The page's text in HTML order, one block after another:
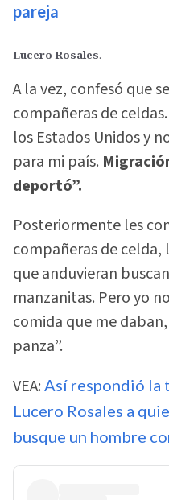
pareja
Lucero Rosales.
A la vez, confesó que
compañeras de
los Estados Unidos y
para mi país.
deportó”.
Posteriormente les
compañeras de
que anduvieran
manzanitas. Pero yo
comida que me
panza”.
VEA: Así respondió la
Lucero Rosales a
busque un hombre